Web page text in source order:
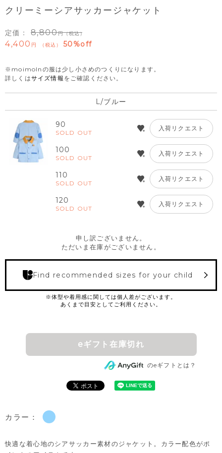
クリーミーシアサッカージャケット
定価： 8,800 （税込）
4,400 税込 50%off
※moimolnの服は少し小さめのつくりになります。
詳しくはサイズ情報 をご確認ください。
L/ブルー
90
SOLD OUT
入荷リクエスト
100
SOLD OUT
入荷リクエスト
110
SOLD OUT
入荷リクエスト
120
SOLD OUT
入荷リクエスト
申し訳ございません。
ただいま在庫がございません。
Find recommended sizes for your child
eギフト在庫切れ
のeギフトとは？
カラー：
快適な着心地のシアサッカー素材のジャケット。カラー配色がポ